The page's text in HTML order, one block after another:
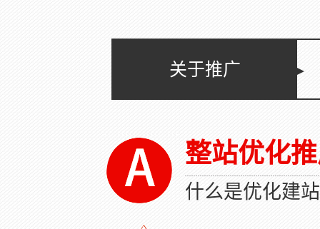
关于推广
整站优化
什么是优化建